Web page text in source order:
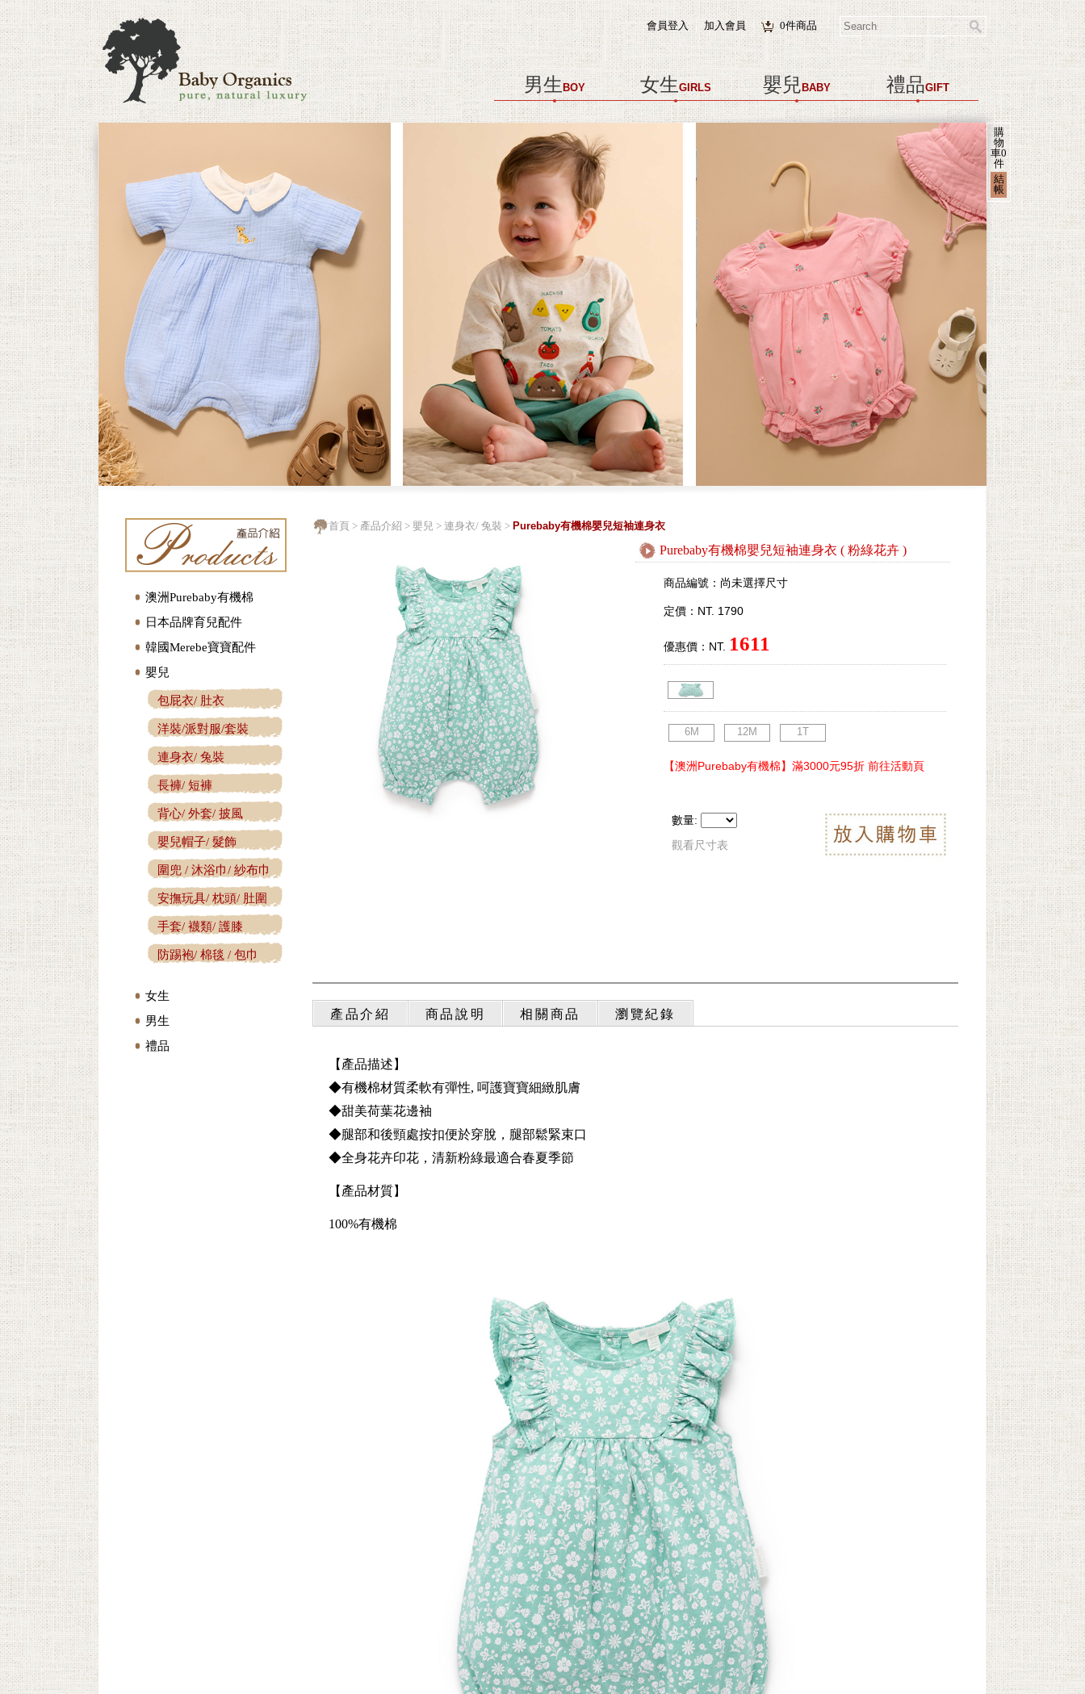
會員登入 加入會員 0件商品
男生BOY 女生GIRLS 嬰兒 BABY 禮品GIFT
購
物
車0
件
結
帳
澳洲Purebaby有機棉
日本品牌育兒配件
韓國Merebe寶寶配件
嬰兒
包屁衣/ 肚衣
洋裝/派對服/套裝
連身衣/ 兔裝
長褲/ 短褲
背心/ 外套/ 披風
嬰兒帽子/ 髮飾
圍兜 / 沐浴巾/ 紗布巾
安撫玩具/ 枕頭/ 肚圍
手套/ 襪類/ 護膝
防踢袍/ 棉毯 / 包巾
女生
男生
禮品
首頁 > 產品介紹 > 嬰兒 > 連身衣/ 兔裝 > Purebaby有機棉嬰兒短袖連身衣
Purebaby有機棉嬰兒短袖連身衣 ( 粉綠花卉 )
商品編號： 尚未選擇尺寸
定價：NT. 1790
優惠價：NT. 1611
6M 12M 1T
【澳洲Purebaby有機棉】滿3000元95折 前往活動頁
數量:
觀看尺寸表
產品介紹 商品說明 相關商品 瀏覽紀錄
【產品描述】
◆有機棉材質柔軟有彈性, 呵護寶寶細緻肌膚
◆甜美荷葉花邊袖
◆腿部和後頸處按扣便於穿脫，腿部鬆緊束口
◆全身花卉印花，清新粉綠最適合春夏季節
【產品材質】
100%有機棉